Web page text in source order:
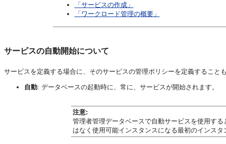
「サービスの作成」
「ワークロード管理の概要」
サービスの自動開始について
サービスを定義する場合に、そのサービスの管理ポリシーを定義するこ
自動: データベースの起動時に、常に、サービスが開始されます。
注意:
管理者管理データベースで自動サービスを使用す
はなく使用可能インスタンスになる最初のインス